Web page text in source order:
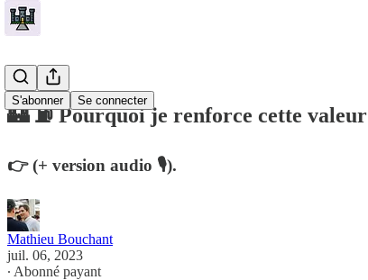
S'abonner Se connecter
🏰 ⛽️ Pourquoi je renforce cette valeur
👉 (+ version audio 🎙).
Mathieu Bouchant
juil. 06, 2023
∙ Abonné payant